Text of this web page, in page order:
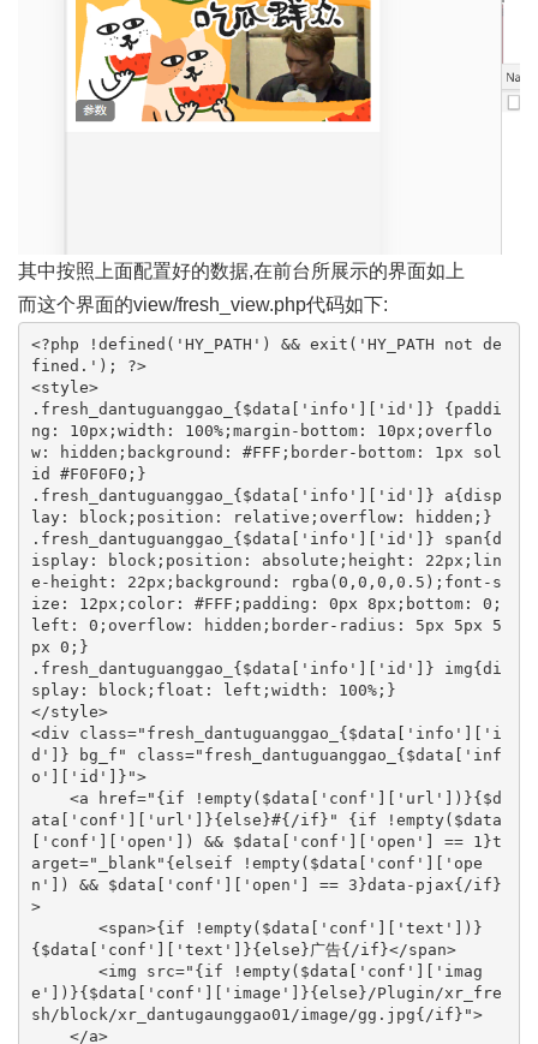
其中按照上面配置好的数据,在前台所展示的界面如上
而这个界面的view/fresh_view.php代码如下:
<?php !defined('HY_PATH') && exit('HY_PATH not de
fined.'); ?>
<style>
.fresh_dantuguanggao_{$data['info']['id']} {paddi
ng: 10px;width: 100%;margin-bottom: 10px;overflo
w: hidden;background: #FFF;border-bottom: 1px sol
id #F0F0F0;}
.fresh_dantuguanggao_{$data['info']['id']} a{disp
lay: block;position: relative;overflow: hidden;}
.fresh_dantuguanggao_{$data['info']['id']} span{d
isplay: block;position: absolute;height: 22px;lin
e-height: 22px;background: rgba(0,0,0,0.5);font-s
ize: 12px;color: #FFF;padding: 0px 8px;bottom: 0;
left: 0;overflow: hidden;border-radius: 5px 5px 5
px 0;}
.fresh_dantuguanggao_{$data['info']['id']} img{di
splay: block;float: left;width: 100%;}
</style>
<div class="fresh_dantuguanggao_{$data['info']['i
d']} bg_f" class="fresh_dantuguanggao_{$data['inf
o']['id']}">
ata['conf']['url']}{else}#{/if}" {if !empty($data
['conf']['open']) && $data['conf']['open'] == 1}t
arget="_blank"{elseif !empty($data['conf']['ope
n']) && $data['conf']['open'] == 3}data-pjax{/if}
>
{$data['conf']['text']}{else}广告{/if}</span>
e'])}{$data['conf']['image']}{else}/Plugin/xr_fre
sh/block/xr_dantugaunggao01/image/gg.jpg{/if}">